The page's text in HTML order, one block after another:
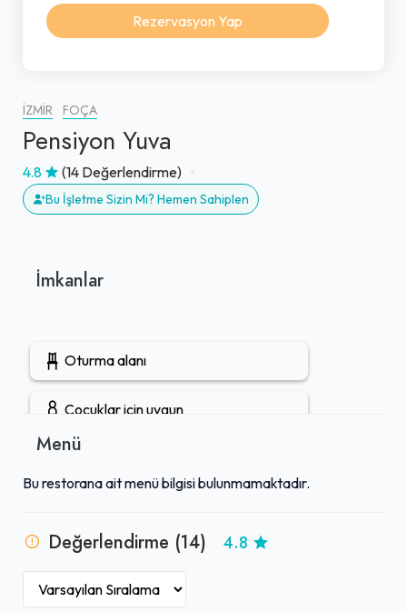
İZMIR FOÇA
Pensiyon Yuva
4.8 (14 Değerlendirme)
Bu İşletme Sizin Mi? Hemen Sahiplen
İmkanlar
Oturma alanı
Çocuklar için uygun
Tuvalet mevcut
Kahve servisi
Menü
Bu restorana ait menü bilgisi bulunmamaktadır.
Değerlendirme (14) 4.8
Rezervasyon Yap